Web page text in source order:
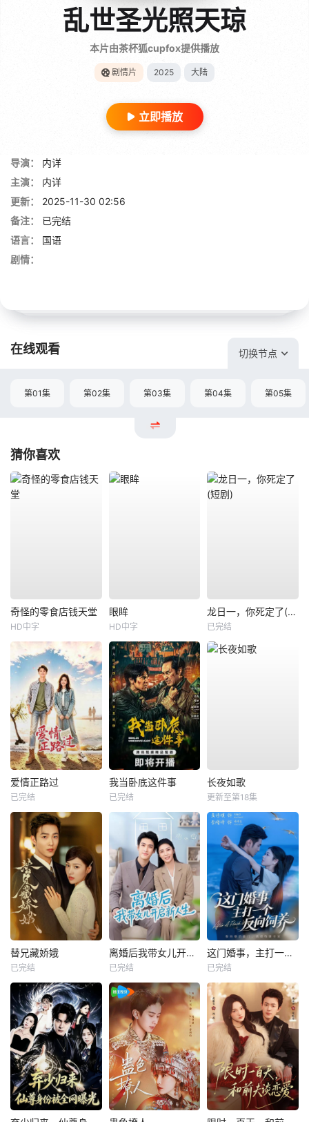
乱世圣光照天琼
本片由茶杯狐cupfox提供播放
剧情片 2025 大陆
立即播放
导演：
内详
主演：
内详
更新：
2025-11-30 02:56
备注：
已完结
语言：
国语
剧情：
在线观看 切换节点
第01集 第02集 第03集 第04集 第05集
猜你喜欢
奇怪的零食店钱天堂
HD中字
眼眸
HD中字
龙日一，你死定了(短剧)
已完结
爱情正路过
已完结
我当卧底这件事
已完结
长夜如歌
更新至第18集
替兄藏娇娥
已完结
离婚后我带女儿开启新人生
已完结
这门婚事，主打一个反向饲养
已完结